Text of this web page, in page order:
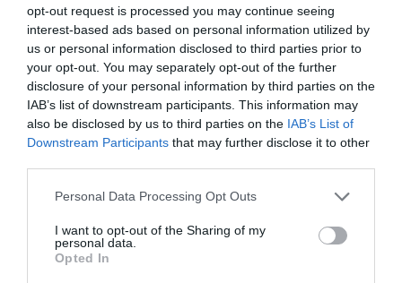
opt-out request is processed you may continue seeing
interest-based ads based on personal information utilized by
us or personal information disclosed to third parties prior to
your opt-out. You may separately opt-out of the further
disclosure of your personal information by third parties on the
IAB’s list of downstream participants. This information may
also be disclosed by us to third parties on the IAB’s List of
Downstream Participants that may further disclose it to other
Please note that this website/app uses one or more Google
not limited to your visit or usage behaviour. You may click to
grant or deny consent to Google and its third-party tags to
use your data for below specified purposes in below Google
Personal Data Processing Opt Outs
I want to opt-out of the Sharing of my
personal data.
Opted In
35 PERCES TANÓRÁK ÉS KEVESEBB HÁZI
FELADAT JÖHET AZ ALSÓ ...
2026. augusztus 08| Mindenki ügye
BAKA ANDRÁST JELÖLI KÖZTÁRSASÁGI
2026. augusztus 08| Mindenki ügye